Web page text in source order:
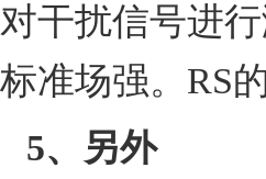
对干扰信号进
标准场强。 RS
5、另外